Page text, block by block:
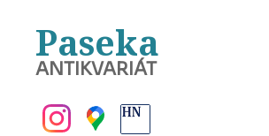
Paseka
ANTIKVARIÁT